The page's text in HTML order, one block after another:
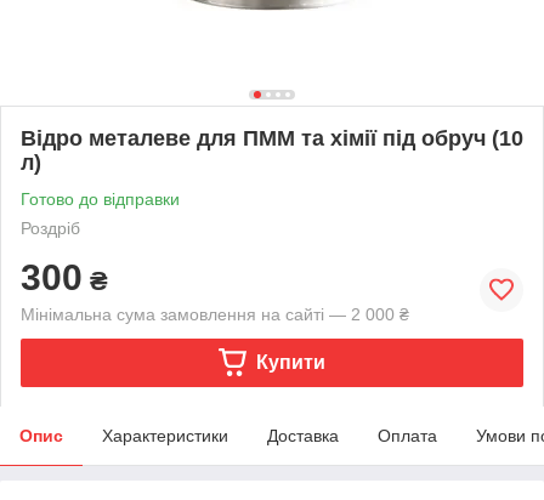
Відро металеве для ПММ та хімії під обруч (10
л)
Готово до відправки
Роздріб
300 ₴
Мінімальна сума замовлення на сайті — 2 000 ₴
Купити
Опис Характеристики Доставка Оплата Умови